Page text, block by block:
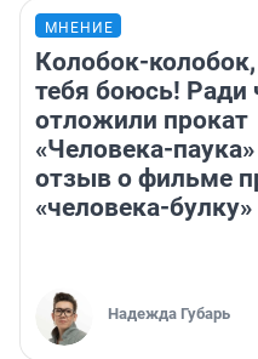
МНЕНИЕ
Колобок-
тебя боюсь! Ради
отложили прокат
«Человека-
отзыв о фильме
«человека-булку»
Надежда Губарь